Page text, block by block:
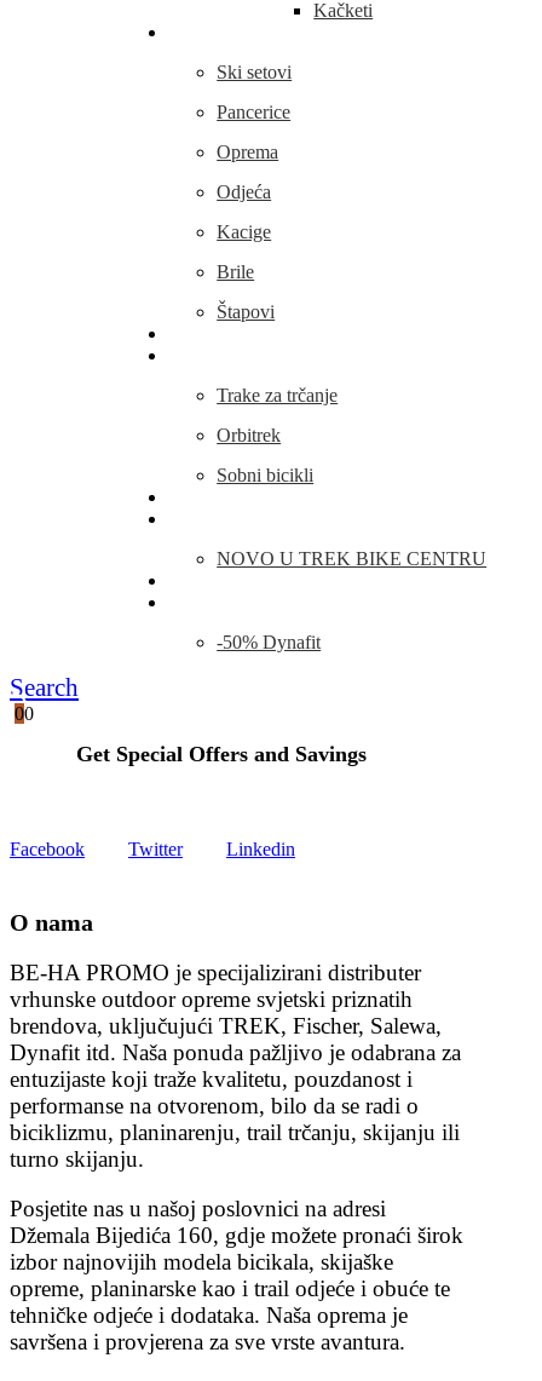
Kačketi
Ski setovi
Pancerice
Oprema
Odjeća
Kacige
Brile
Štapovi
Trake za trčanje
Orbitrek
Sobni bicikli
NOVO U TREK BIKE CENTRU
-50% Dynafit
Search
00
Get Special Offers and Savings
Facebook Twitter Linkedin
O nama
BE-HA PROMO je specijalizirani distributer
vrhunske outdoor opreme svjetski priznatih
brendova, uključujući TREK, Fischer, Salewa,
Dynafit itd. Naša ponuda pažljivo je odabrana za
entuzijaste koji traže kvalitetu, pouzdanost i
performanse na otvorenom, bilo da se radi o
biciklizmu, planinarenju, trail trčanju, skijanju ili
turno skijanju.
Posjetite nas u našoj poslovnici na adresi
Džemala Bijedića 160, gdje možete pronaći širok
izbor najnovijih modela bicikala, skijaške
opreme, planinarske kao i trail odjeće i obuće te
tehničke odjeće i dodataka. Naša oprema je
savršena i provjerena za sve vrste avantura.